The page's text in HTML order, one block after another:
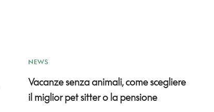
NEWS
Vacanze senza animali, come scegliere
il miglior pet sitter o la pensione